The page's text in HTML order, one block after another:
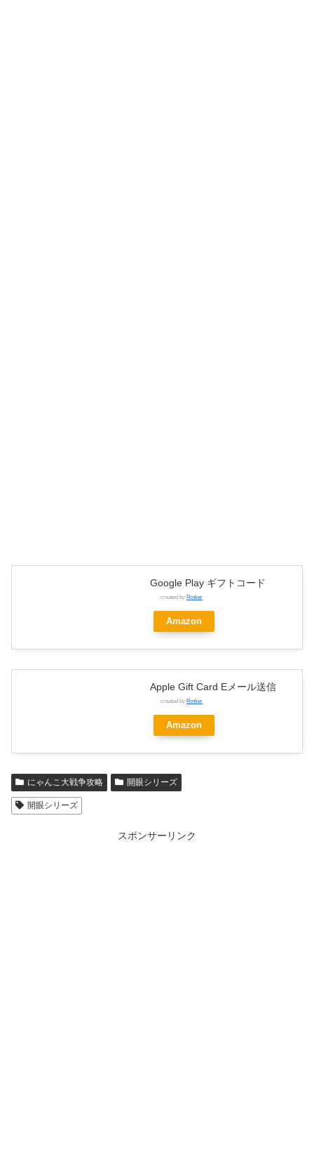
Google Play ギフトコード
created by Rinker
Amazon
Apple Gift Card Eメール送信
created by Rinker
Amazon
にゃんこ大戦争攻略 開眼シリーズ
開眼シリーズ
スポンサーリンク